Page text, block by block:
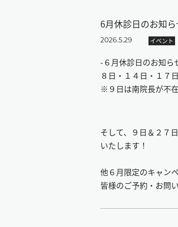
6月休診日のお知ら
2026.5.29 イベント
-６月休診日のお知ら
８日・１４日・１７
※９日は南院長が不
そして、９日＆２７
いたします！
他６月限定のキャン
皆様のご予約・お問